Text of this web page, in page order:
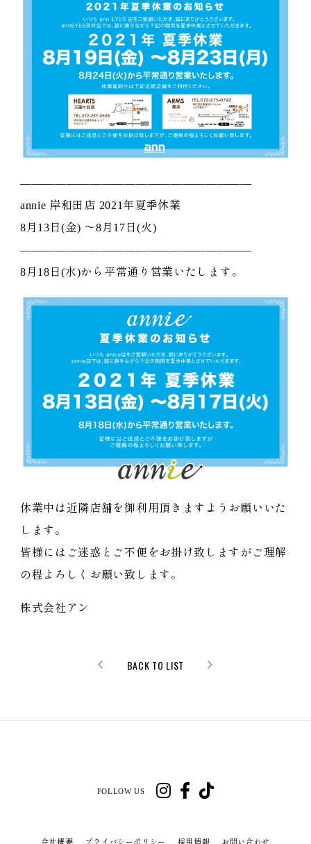
————————————————————
annie 岸和田店 2021年夏季休業
8月13日(金) 〜8月17日(火)
————————————————————
8月18日(水)から平常通り営業いたします。
休業中は近隣店舗を御利用頂きますようお願いいた
します。
皆様にはご迷惑とご不便をお掛け致しますがご理解
の程よろしくお願い致します。
株式会社アン
BACK TO LIST
FOLLOW US
会社概要 プライバシーポリシー 採用情報 お問い合わせ